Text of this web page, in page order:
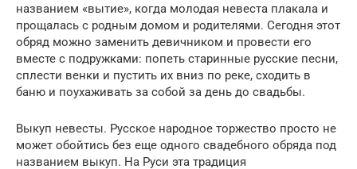
названием «вытие», когда молодая невеста плакала и
прощалась с родным домом и родителями. Сегодня этот
обряд можно заменить девичником и провести его
вместе с подружками: попеть старинные русские песни,
сплести венки и пустить их вниз по реке, сходить в
баню и поухаживать за собой за день до свадьбы.
Выкуп невесты. Русское народное торжество просто не
может обойтись без еще одного свадебного обряда под
названием выкуп. На Руси эта традиция